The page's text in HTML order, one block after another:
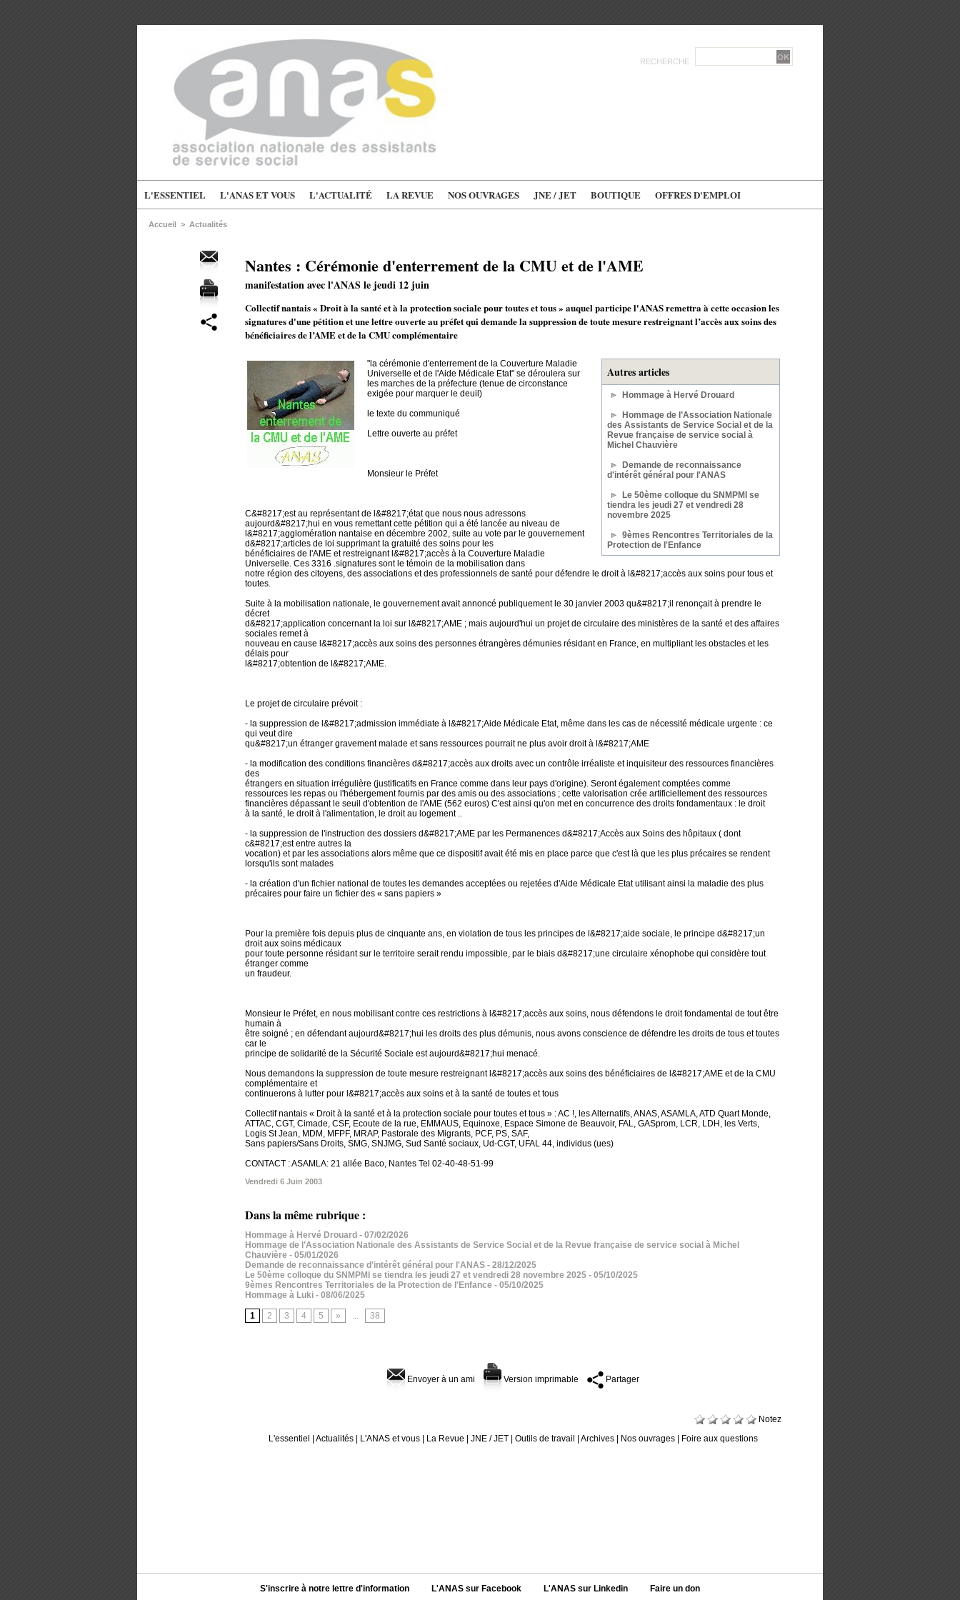
RECHERCHE
L'ESSENTIEL L'ANAS ET VOUS L'ACTUALITÉ LA REVUE NOS OUVRAGES JNE / JET BOUTIQUE OFFRES D'EMPLOI
Accueil > Actualités
Nantes : Cérémonie d'enterrement de la CMU et de l'AME
manifestation avec l'ANAS le jeudi 12 juin
Collectif nantais « Droit à la santé et à la protection sociale pour toutes et tous » auquel participe l'ANAS remettra à cette occasion les
signatures d'une pétition et une lettre ouverte au préfet qui demande la suppression de toute mesure restreignant l’accès aux soins des
bénéficiaires de l’AME et de la CMU complémentaire
Autres articles
Hommage à Hervé Drouard
Hommage de l’Association Nationale
des Assistants de Service Social et de la
Revue française de service social à
Michel Chauvière
Demande de reconnaissance
d'intérêt général pour l'ANAS
Le 50ème colloque du SNMPMI se
tiendra les jeudi 27 et vendredi 28
novembre 2025
9èmes Rencontres Territoriales de la
Protection de l'Enfance
"la cérémonie d'enterrement de la Couverture Maladie
Universelle et de l'Aide Médicale Etat" se déroulera sur
les marches de la préfecture (tenue de circonstance
exigée pour marquer le deuil)
le texte du communiqué
Lettre ouverte au préfet
Monsieur le Préfet
C&#8217;est au représentant de l&#8217;état que nous nous adressons
aujourd&#8217;hui en vous remettant cette pétition qui a été lancée au niveau de
l&#8217;agglomération nantaise en décembre 2002, suite au vote par le gouvernement
d&#8217;articles de loi supprimant la gratuité des soins pour les
bénéficiaires de l'AME et restreignant l&#8217;accès à la Couverture Maladie
Universelle. Ces 3316 .signatures sont le témoin de la mobilisation dans
notre région des citoyens, des associations et des professionnels de santé pour défendre le droit à l&#8217;accès aux soins pour tous et
toutes.
Suite à la mobilisation nationale, le gouvernement avait annoncé publiquement le 30 janvier 2003 qu&#8217;il renonçait à prendre le
décret
d&#8217;application concernant la loi sur l&#8217;AME ; mais aujourd'hui un projet de circulaire des ministères de la santé et des affaires
sociales remet à
nouveau en cause l&#8217;accès aux soins des personnes étrangères démunies résidant en France, en multipliant les obstacles et les
délais pour
l&#8217;obtention de l&#8217;AME.
Le projet de circulaire prévoit :
- la suppression de l&#8217;admission immédiate à l&#8217;Aide Médicale Etat, même dans les cas de nécessité médicale urgente : ce
qui veut dire
qu&#8217;un étranger gravement malade et sans ressources pourrait ne plus avoir droit à l&#8217;AME
- la modification des conditions financières d&#8217;accès aux droits avec un contrôle irréaliste et inquisiteur des ressources financières
des
étrangers en situation irrégulière (justificatifs en France comme dans leur pays d'origine). Seront également comptées comme
ressources les repas ou l'hébergement fournis par des amis ou des associations ; cette valorisation crée artificiellement des ressources
financières dépassant le seuil d'obtention de l'AME (562 euros) C'est ainsi qu'on met en concurrence des droits fondamentaux : le droit
à la santé, le droit à l'alimentation, le droit au logement ..
- la suppression de l'instruction des dossiers d&#8217;AME par les Permanences d&#8217;Accès aux Soins des hôpitaux ( dont
c&#8217;est entre autres la
vocation) et par les associations alors même que ce dispositif avait été mis en place parce que c'est là que les plus précaires se rendent
lorsqu'ils sont malades
- la création d'un fichier national de toutes les demandes acceptées ou rejetées d'Aide Médicale Etat utilisant ainsi la maladie des plus
précaires pour faire un fichier des « sans papiers »
Pour la première fois depuis plus de cinquante ans, en violation de tous les principes de l&#8217;aide sociale, le principe d&#8217;un
droit aux soins médicaux
pour toute personne résidant sur le territoire serait rendu impossible, par le biais d&#8217;une circulaire xénophobe qui considère tout
étranger comme
un fraudeur.
Monsieur le Préfet, en nous mobilisant contre ces restrictions à l&#8217;accès aux soins, nous défendons le droit fondamental de tout être
humain à
être soigné ; en défendant aujourd&#8217;hui les droits des plus démunis, nous avons conscience de défendre les droits de tous et toutes
car le
principe de solidarité de la Sécurité Sociale est aujourd&#8217;hui menacé.
Nous demandons la suppression de toute mesure restreignant l&#8217;accès aux soins des bénéficiaires de l&#8217;AME et de la CMU
complémentaire et
continuerons à lutter pour l&#8217;accès aux soins et à la santé de toutes et tous
Collectif nantais « Droit à la santé et à la protection sociale pour toutes et tous » : AC !, les Alternatifs, ANAS, ASAMLA, ATD Quart Monde,
ATTAC, CGT, Cimade, CSF, Ecoute de la rue, EMMAUS, Equinoxe, Espace Simone de Beauvoir, FAL, GASprom, LCR, LDH, les Verts,
Logis St Jean, MDM, MFPF, MRAP, Pastorale des Migrants, PCF, PS, SAF,
Sans papiers/Sans Droits, SMG, SNJMG, Sud Santé sociaux, Ud-CGT, UFAL 44, individus (ues)
CONTACT : ASAMLA: 21 allée Baco, Nantes Tel 02-40-48-51-99
Vendredi 6 Juin 2003
Dans la même rubrique :
Hommage à Hervé Drouard - 07/02/2026
Hommage de l’Association Nationale des Assistants de Service Social et de la Revue française de service social à Michel
Chauvière - 05/01/2026
Demande de reconnaissance d'intérêt général pour l'ANAS - 28/12/2025
Le 50ème colloque du SNMPMI se tiendra les jeudi 27 et vendredi 28 novembre 2025 - 05/10/2025
9èmes Rencontres Territoriales de la Protection de l'Enfance - 05/10/2025
Hommage à Luki - 08/06/2025
1 2 3 4 5 » ... 38
Envoyer à un ami Version imprimable Partager
Notez
L'essentiel
Actualités L'ANAS et vous La Revue JNE / JET Outils de travail Archives Nos ouvrages Foire aux questions
S'inscrire à notre lettre d'information L'ANAS sur Facebook L'ANAS sur Linkedin Faire un don